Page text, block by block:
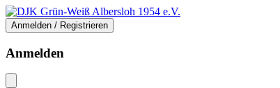
Anmelden / Registrieren
Anmelden